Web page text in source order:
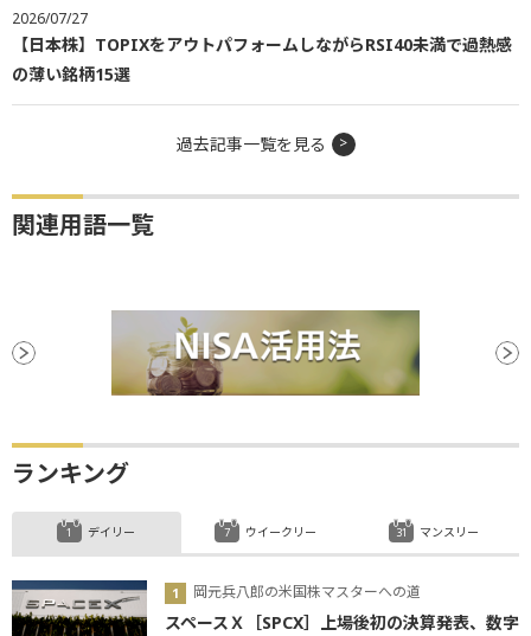
2026/07/27
【日本株】TOPIXをアウトパフォームしながらRSI40未満で過熱感
の薄い銘柄15選
過去記事一覧を見る
関連用語一覧
ランキング
デイリー
岡元兵八郎の米国株マスターへの道
スペースＸ［SPCX］上場後初の決算発表、数字
ウイークリー マンスリー